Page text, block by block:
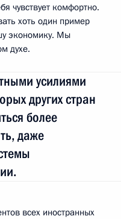
чувствует комфортно.
хоть один пример
экономику. Мы
духе.
усилиями
других стран
более
даже
всех иностранных